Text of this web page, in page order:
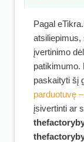
Pagal
atsiliepimus,
įvertinimo dėl
patikimumo.
paskaityti šį
parduotuvę
įsivertinti ar